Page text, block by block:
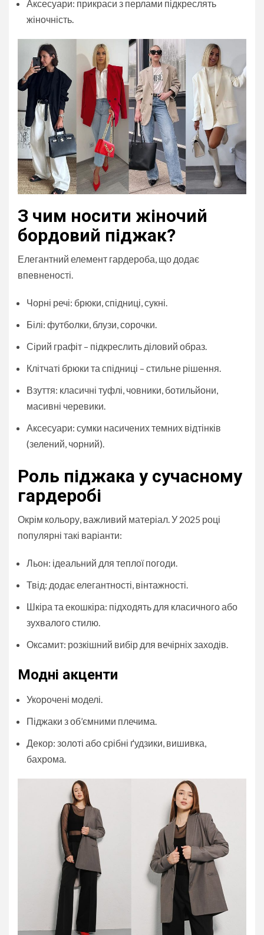
Аксесуари: прикраси з перлами підкреслять
жіночність.
З чим носити жіночий
бордовий піджак?
Елегантний елемент гардероба, що додає
впевненості.
Чорні речі: брюки, спідниці, сукні.
Білі: футболки, блузи, сорочки.
Сірий графіт – підкреслить діловий образ.
Клітчаті брюки та спідниці – стильне рішення.
Взуття: класичні туфлі, човники, ботильйони,
масивні черевики.
Аксесуари: сумки насичених темних відтінків
(зелений, чорний).
Роль піджака у сучасному
гардеробі
Окрім кольору, важливий матеріал. У 2025 році
популярні такі варіанти:
Льон: ідеальний для теплої погоди.
Твід: додає елегантності, вінтажності.
Шкіра та екошкіра: підходять для класичного або
зухвалого стилю.
Оксамит: розкішний вибір для вечірніх заходів.
Модні акценти
Укорочені моделі.
Піджаки з об’ємними плечима.
Декор: золоті або срібні ґудзики, вишивка,
бахрома.